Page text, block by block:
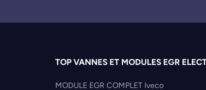
TOP VANNES ET MODULES EGR
MODULE EGR COMPLET Iveco